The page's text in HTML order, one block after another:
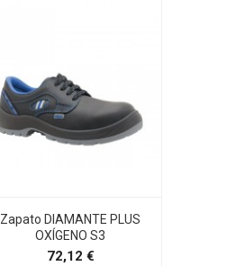
Zapato DIAMANTE PLUS
OXÍGENO S3
72,12 €Precio